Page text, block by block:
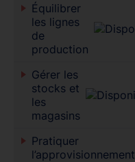
Équilibrer
les lignes
de
production
Gérer les
stocks et
les
magasins
Pratiquer
l’approvisionnement